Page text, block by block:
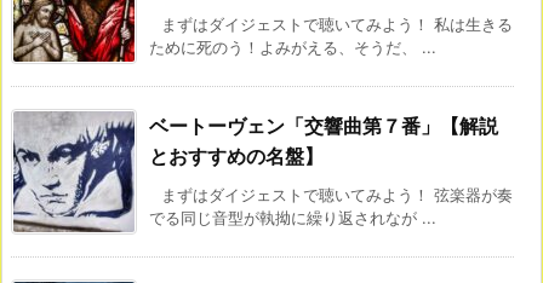
まずはダイジェストで聴いてみよう！ 私は生きる
ために死のう！よみがえる、そうだ、 ...
ベートーヴェン「交響曲第７番」【解説
とおすすめの名盤】
まずはダイジェストで聴いてみよう！ 弦楽器が奏
でる同じ音型が執拗に繰り返されなが ...